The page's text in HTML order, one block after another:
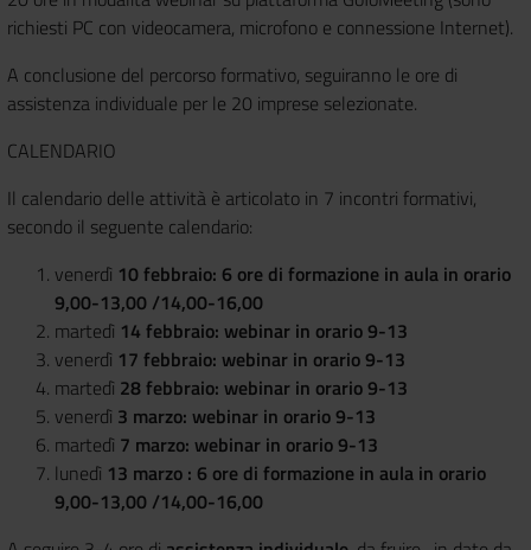
richiesti PC con videocamera, microfono e connessione Internet).
A conclusione del percorso formativo, seguiranno le ore di
assistenza individuale per le 20 imprese selezionate.
CALENDARIO
Il calendario delle attività è articolato in 7 incontri formativi,
secondo il seguente calendario:
venerdì 10 febbraio: 6 ore di formazione in aula in orario
9,00-13,00 /14,00-16,00
martedì 14 febbraio: webinar in orario 9-13
venerdì 17 febbraio: webinar in orario 9-13
martedì 28 febbraio: webinar in orario 9-13
venerdì 3 marzo: webinar in orario 9-13
martedì 7 marzo: webinar in orario 9-13
lunedì 13 marzo : 6 ore di formazione in aula in orario
9,00-13,00 /14,00-16,00